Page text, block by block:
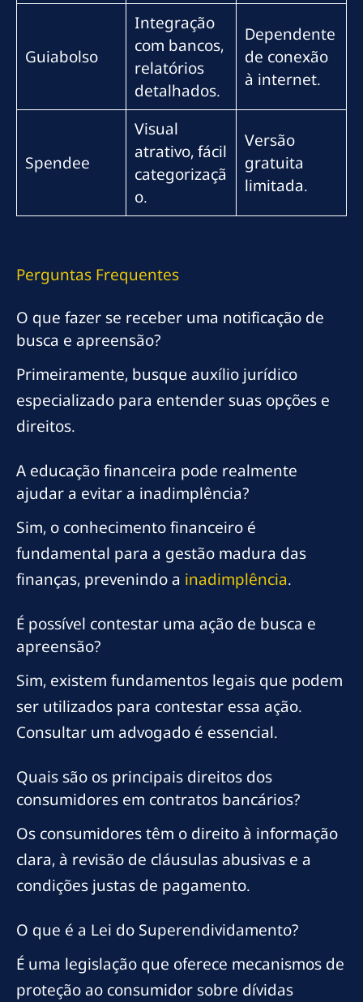
Guiabolso
Integração
com bancos,
relatórios
detalhados.
Dependente
de conexão
à internet.
Spendee
Visual
atrativo, fácil
categorizaçã
o.
Versão
gratuita
limitada.
Perguntas Frequentes
O que fazer se receber uma notificação de
busca e apreensão?
Primeiramente, busque auxílio jurídico
especializado para entender suas opções e
direitos.
A educação financeira pode realmente
ajudar a evitar a inadimplência?
Sim, o conhecimento financeiro é
fundamental para a gestão madura das
finanças, prevenindo a inadimplência.
É possível contestar uma ação de busca e
apreensão?
Sim, existem fundamentos legais que podem
ser utilizados para contestar essa ação.
Consultar um advogado é essencial.
Quais são os principais direitos dos
consumidores em contratos bancários?
Os consumidores têm o direito à informação
clara, à revisão de cláusulas abusivas e a
condições justas de pagamento.
O que é a Lei do Superendividamento?
É uma legislação que oferece mecanismos de
proteção ao consumidor sobre dívidas